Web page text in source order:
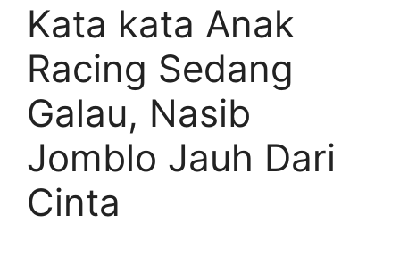
Kata kata Anak
Racing Sedang
Galau, Nasib
Jomblo Jauh Dari
Cinta